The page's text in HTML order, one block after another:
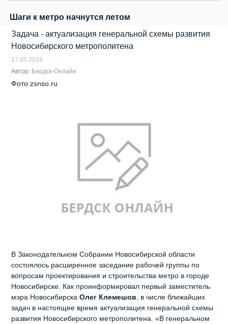
Шаги к метро начнутся летом
Задача - актуализация генеральной схемы развития
Новосибирского метрополитена
17.05.2024
Автор: Бердск-Онлайн
Фото zsnso.ru
В Законодательном Собрании Новосибирской области
состоялось расширенное заседание рабочей группы по
вопросам проектирования и строительства метро в городе
Новосибирске. Как проинформировал первый заместитель
мэра НовосибирскаОлег Клемешов , в числе ближайших
задач в настоящее время актуализация генеральной схемы
развития Новосибирского метрополитена. «В генеральном